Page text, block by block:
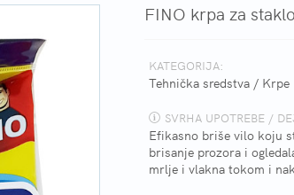
FINO krpa za
KATEGORIJA:
Tehnička sredstva / Krpe
SVRHA UPOTREBE /
Efikasno briše vilo koju
brisanje prozora i
mrlje i vlakna tokom i